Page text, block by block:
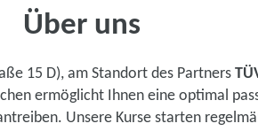
Über uns
15 D), am Standort des Partners
ermöglicht Ihnen eine optimal
Unsere Kurse starten